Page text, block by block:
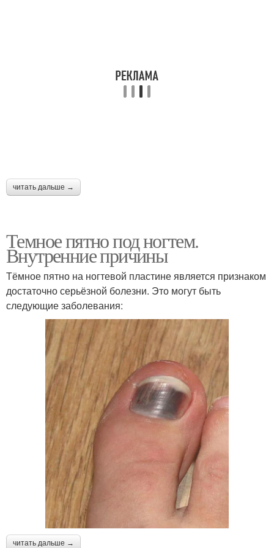
читать дальше →
Темное пятно под ногтем.
Внутренние причины
Тёмное пятно на ногтевой пластине является признаком
достаточно серьёзной болезни. Это могут быть
следующие заболевания:
читать дальше →